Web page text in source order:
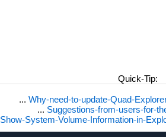
Quick-Tip:
... Why-need-to-update-Quad-
... Suggestions-from-users-for-
Show-System-Volume-Information-in-